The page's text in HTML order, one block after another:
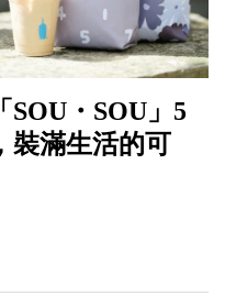
SOU・SOU」5
裝滿生活的可